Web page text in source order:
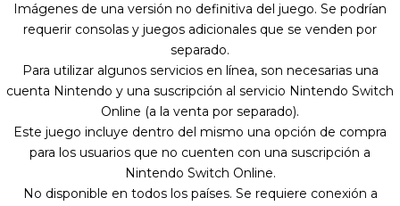
Imágenes de una versión no definitiva del juego. Se podrían
requerir consolas y juegos adicionales que se venden por
separado.
Para utilizar algunos servicios en línea, son necesarias una
cuenta Nintendo y una suscripción al servicio Nintendo Switch
Online (a la venta por separado).
Este juego incluye dentro del mismo una opción de compra
para los usuarios que no cuenten con una suscripción a
Nintendo Switch Online.
No disponible en todos los países. Se requiere conexión a